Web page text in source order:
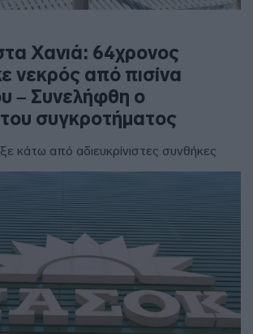
Χανιά: 64χρονος
νεκρός από πισίνα
– Συνελήφθη ο
του συγκροτήματος
κάτω από αδιευκρίνιστες συνθήκες